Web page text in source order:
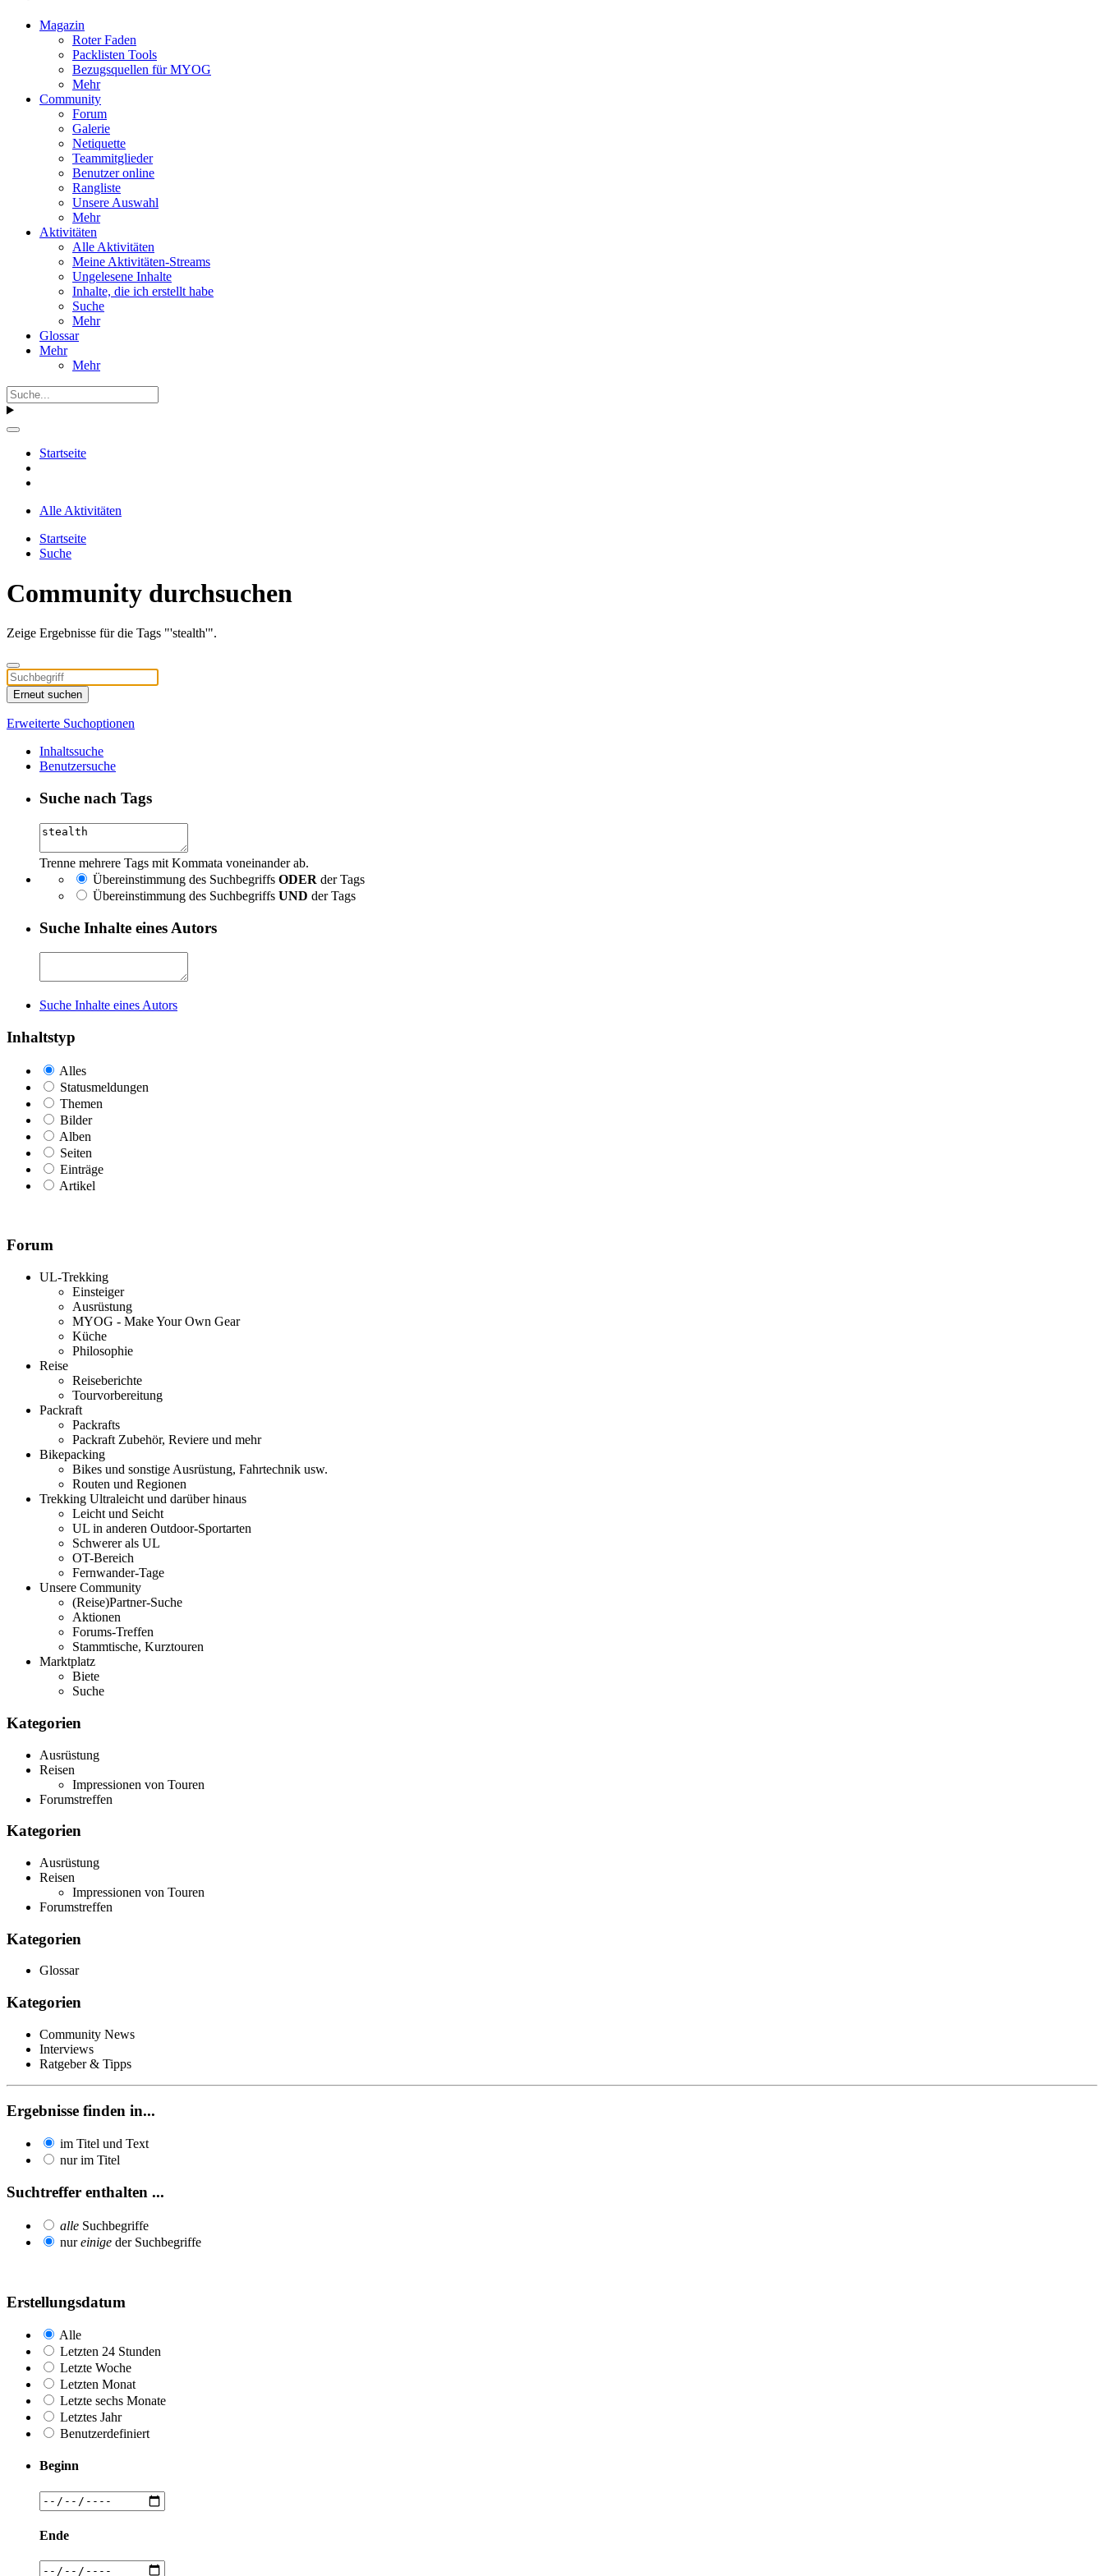
Magazin
Roter Faden
Packlisten Tools
Bezugsquellen für MYOG
Mehr
Community
Forum
Galerie
Netiquette
Teammitglieder
Benutzer online
Rangliste
Unsere Auswahl
Mehr
Aktivitäten
Alle Aktivitäten
Meine Aktivitäten-Streams
Ungelesene Inhalte
Inhalte, die ich erstellt habe
Suche
Mehr
Glossar
Mehr
Mehr
Startseite
Alle Aktivitäten
Startseite
Suche
Community durchsuchen
Zeige Ergebnisse für die Tags "'stealth'".
Erneut suchen
Erweiterte Suchoptionen
Inhaltssuche
Benutzersuche
Suche nach Tags
Trenne mehrere Tags mit Kommata voneinander ab.
Übereinstimmung des Suchbegriffs ODER der Tags
Übereinstimmung des Suchbegriffs UND der Tags
Suche Inhalte eines Autors
Suche Inhalte eines Autors
Inhaltstyp
Alles
Statusmeldungen
Themen
Bilder
Alben
Seiten
Einträge
Artikel
Forum
UL-Trekking
Einsteiger
Ausrüstung
MYOG - Make Your Own Gear
Küche
Philosophie
Reise
Reiseberichte
Tourvorbereitung
Packraft
Packrafts
Packraft Zubehör, Reviere und mehr
Bikepacking
Bikes und sonstige Ausrüstung, Fahrtechnik usw.
Routen und Regionen
Trekking Ultraleicht und darüber hinaus
Leicht und Seicht
UL in anderen Outdoor-Sportarten
Schwerer als UL
OT-Bereich
Fernwander-Tage
Unsere Community
(Reise)Partner-Suche
Aktionen
Forums-Treffen
Stammtische, Kurztouren
Marktplatz
Biete
Suche
Kategorien
Ausrüstung
Reisen
Impressionen von Touren
Forumstreffen
Kategorien
Ausrüstung
Reisen
Impressionen von Touren
Forumstreffen
Kategorien
Glossar
Kategorien
Community News
Interviews
Ratgeber & Tipps
Ergebnisse finden in...
im Titel und Text
nur im Titel
Suchtreffer enthalten ...
alle Suchbegriffe
nureinige der Suchbegriffe
Erstellungsdatum
Alle
Letzten 24 Stunden
Letzte Woche
Letzten Monat
Letzte sechs Monate
Letztes Jahr
Benutzerdefiniert
Beginn
Ende